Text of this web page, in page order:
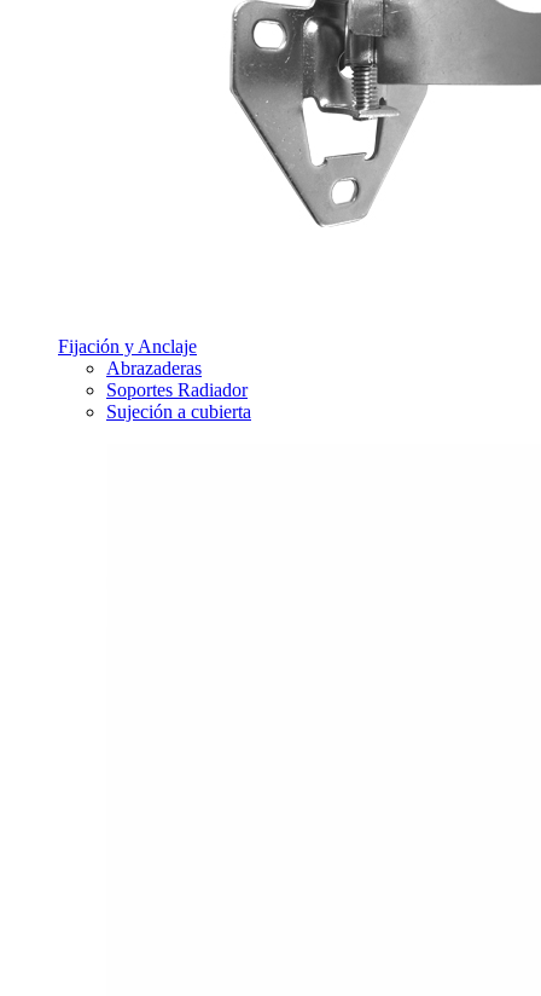
Fijación y Anclaje
Abrazaderas
Soportes Radiador
Sujeción a cubierta